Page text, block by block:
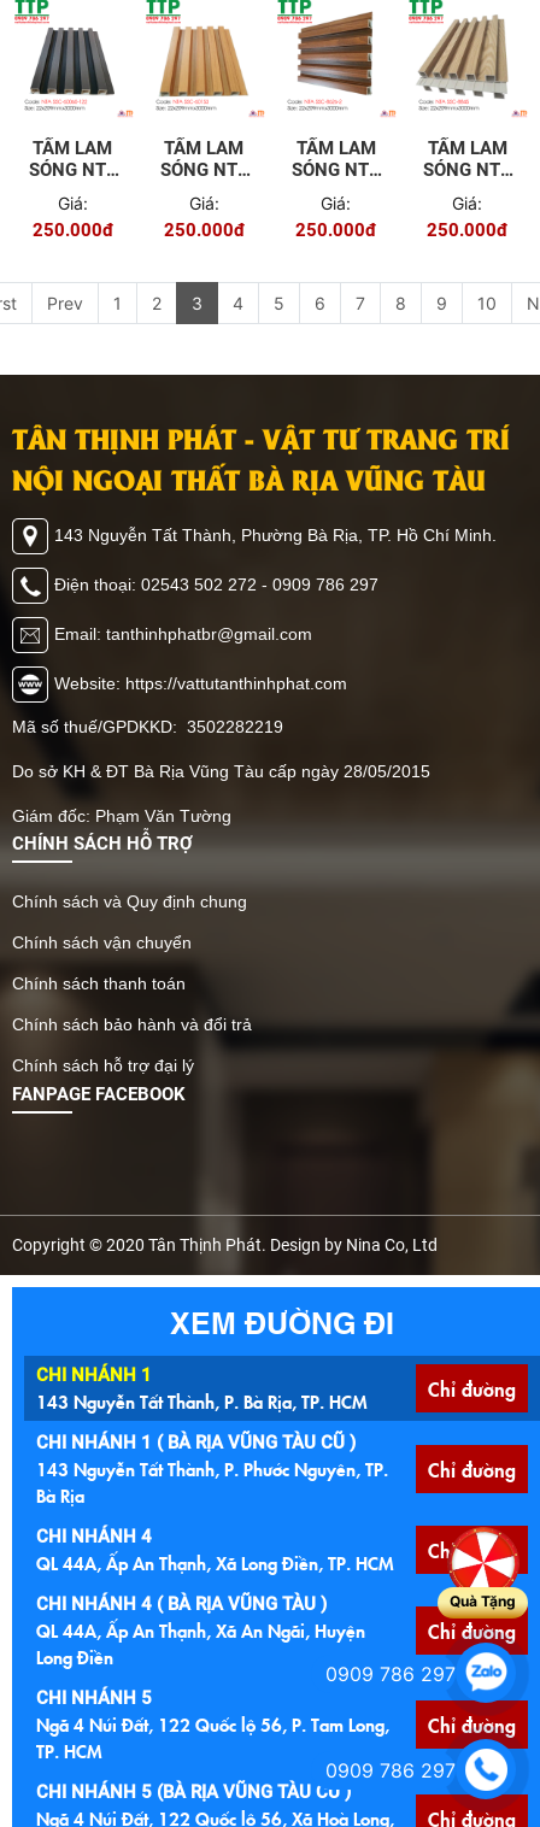
TẤM LAM
SÓNG NTA
5SC-
60060-122
Giá:
250.000đ
TẤM LAM
SÓNG NTA
5SC-60153
Giá:
250.000đ
TẤM LAM
SÓNG NTA
5SC-8626-
2
Giá:
250.000đ
TẤM LAM
SÓNG NTA
5SC-8845
Giá:
250.000đ
Prev 1 2 3 4 5 6 7 8 9 10
TÂN THỊNH PHÁT - VẬT TƯ TRANG TRÍ
NỘI NGOẠI THẤT BÀ RỊA VŨNG TÀU
143 Nguyễn Tất Thành, Phường Bà Rịa, TP. Hồ Chí Minh.
Điện thoại: 02543 502 272 - 0909 786 297
Email: tanthinhphatbr@gmail.com
Website: https://vattutanthinhphat.com
Mã số thuế/GPDKKD: 3502282219
Do sở KH & ĐT Bà Rịa Vũng Tàu cấp ngày 28/05/2015
Giám đốc: Phạm Văn Tường
CHÍNH SÁCH HỖ TRỢ
Chính sách và Quy định chung
Chính sách vận chuyển
Chính sách thanh toán
Chính sách bảo hành và đổi trả
Chính sách hỗ trợ đại lý
FANPAGE FACEBOOK
Copyright © 2020 Tân Thịnh Phát. Design by Nina Co, Ltd
XEM ĐƯỜNG ĐI
CHI NHÁNH 1
143 Nguyễn Tất Thành, P. Bà Rịa, TP. HCM Chỉ đường
CHI NHÁNH 1 ( BÀ RỊA VŨNG TÀU CŨ )
143 Nguyễn Tất Thành, P. Phước Nguyên, TP.
Bà Rịa
Chỉ đường
CHI NHÁNH 4
QL 44A, Ấp An Thạnh, Xã Long Điền, TP. HCM Chỉ đường
CHI NHÁNH 4 ( BÀ RỊA VŨNG TÀU )
QL 44A, Ấp An Thạnh, Xã An Ngãi, Huyện
Long Điền
Chỉ đường
CHI NHÁNH 5
Ngã 4 Núi Đất, 122 Quốc lộ 56, P. Tam Long,
TP. HCM
Chỉ đường
CHI NHÁNH 5 (BÀ RỊA VŨNG TÀU CŨ )
Ngã 4 Núi Đất, 122 Quốc lộ 56, Xã Hoà Long, Chỉ đường
Quà Tặng
0909 786 297
0909 786 297